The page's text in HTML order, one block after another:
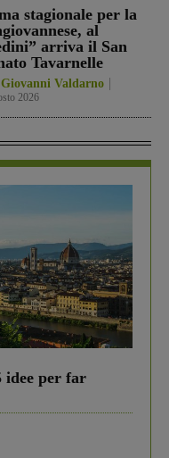
stagionale per la
al
arriva il San
Tavarnelle
Valdarno
2026
idee per far